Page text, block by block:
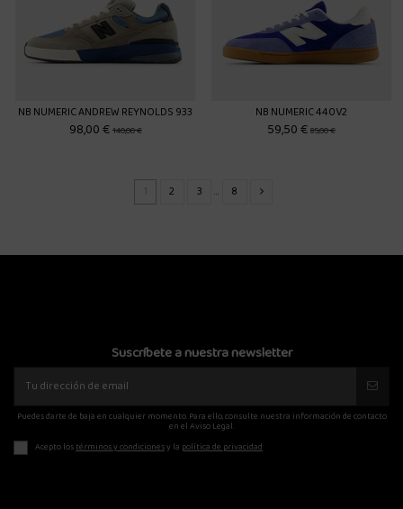
NB NUMERIC ANDREW REYNOLDS 933
98,00 €140,00 €
NB NUMERIC 440V2
59,50 €85,00 €
1 2 3 … 8
Suscríbete a nuestra newsletter
Puedes darte de baja en cualquier momento. Para ello, consulte nuestra información de contacto
en el Aviso Legal.
Acepto lostérminos y condicionesy la política de privacidad